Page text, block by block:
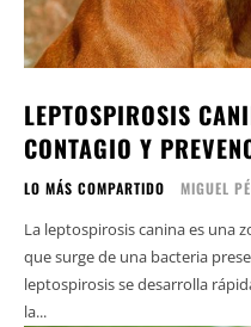
LEPTOSPIROSIS
CONTAGIO Y
LO MÁS COMPARTIDO MIGUEL
La leptospirosis canina es una
que surge de una bacteria
leptospirosis se desarrolla
la...